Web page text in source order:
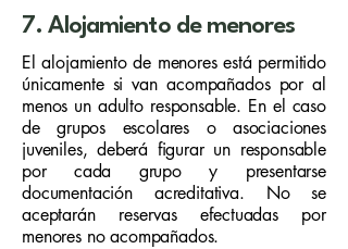
7. Alojamiento de menores
El alojamiento de menores está permitido
únicamente si van acompañados por al
menos un adulto responsable. En el caso
de grupos escolares o asociaciones
juveniles, deberá figurar un responsable
por cada grupo y presentarse
documentación acreditativa. No se
aceptarán reservas efectuadas por
menores no acompañados.